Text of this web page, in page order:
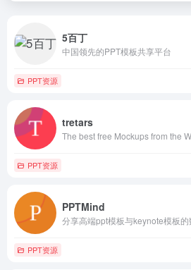
5百丁
中国领先的PPT模板共享平台
PPT资源
tretars
The best free Mockups from the
PPT资源
PPTMind
分享高端ppt模板与keynote模板
PPT资源